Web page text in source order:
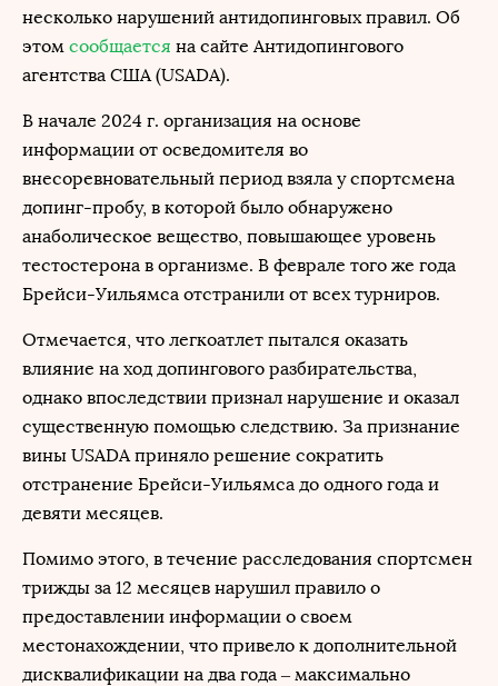
несколько нарушений антидопинговых правил. Об
этом сообщается на сайте Антидопингового
агентства США (USADA).
В начале 2024 г. организация на основе
информации от осведомителя во
внесоревновательный период взяла у спортсмена
допинг-пробу, в которой было обнаружено
анаболическое вещество, повышающее уровень
тестостерона в организме. В феврале того же года
Брейси-Уильямса отстранили от всех турниров.
Отмечается, что легкоатлет пытался оказать
влияние на ход допингового разбирательства,
однако впоследствии признал нарушение и оказал
существенную помощью следствию. За признание
вины USADA приняло решение сократить
отстранение Брейси-Уильямса до одного года и
девяти месяцев.
Помимо этого, в течение расследования спортсмен
трижды за 12 месяцев нарушил правило о
предоставлении информации о своем
местонахождении, что привело к дополнительной
дисквалификации на два года – максимально